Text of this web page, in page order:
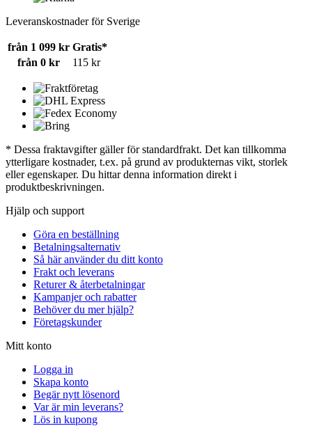
Leveranskostnader för Sverige
från 1 099 kr Gratis*
från 0 kr
115 kr
* Dessa fraktavgifter gäller för standardfrakt. Det kan tillkomma
ytterligare kostnader, t.ex. på grund av produkternas vikt, storlek
eller egenskaper. Du hittar denna information direkt i
produktbeskrivningen.
Hjälp och support
Göra en beställning
Betalningsalternativ
Så här använder du ditt konto
Frakt och leverans
Returer & återbetalningar
Kampanjer och rabatter
Behöver du mer hjälp?
Företagskunder
Mitt konto
Logga in
Skapa konto
Begär nytt lösenord
Var är min leverans?
Lös in kupong